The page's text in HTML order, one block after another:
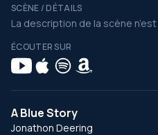
SCÈNE / DÉTAILS
La description de la scène
ÉCOUTER SUR
A Blue Story
Jonathon Deering